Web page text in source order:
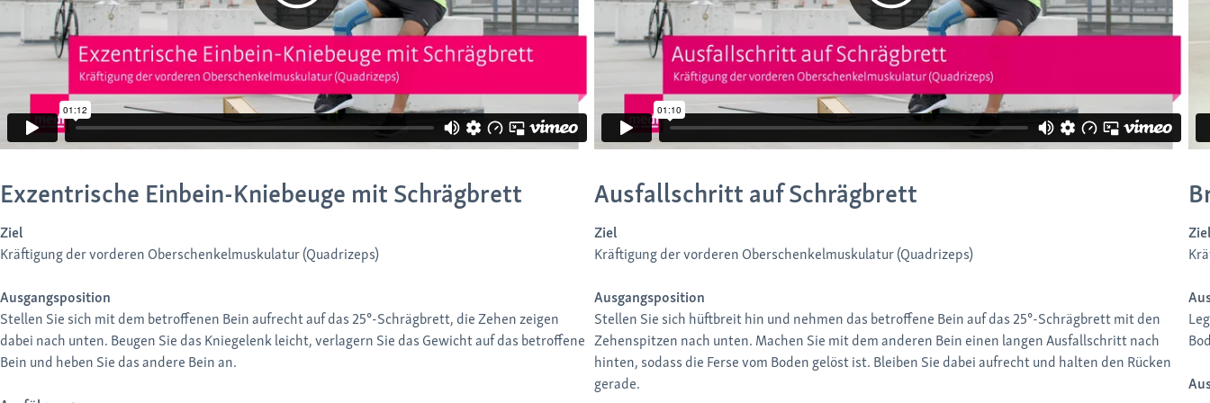
Exzentrische Einbein-Kniebeuge mit Schrägbrett
Ziel
Kräftigung der vorderen Oberschenkelmuskulatur (Quadrizeps)
Ausgangsposition
Stellen Sie sich mit dem betroffenen Bein aufrecht auf das 25°-Schrägbrett, die Zehen zeigen
dabei nach unten. Beugen Sie das Kniegelenk leicht, verlagern Sie das Gewicht auf das betroffene
Bein und heben Sie das andere Bein an.
Ausfallschritt auf Schrägbrett
Ziel
Kräftigung der vorderen Oberschenkelmuskulatur (Quadrizeps)
Ausgangsposition
Stellen Sie sich hüftbreit hin und nehmen das betroffene Bein auf das 25°-Schrägbrett mit den
Zehenspitzen nach unten. Machen Sie mit dem anderen Bein einen langen Ausfallschritt nach
hinten, sodass die Ferse vom Boden gelöst ist. Bleiben Sie dabei aufrecht und halten den Rücken
gerade.
Ziel